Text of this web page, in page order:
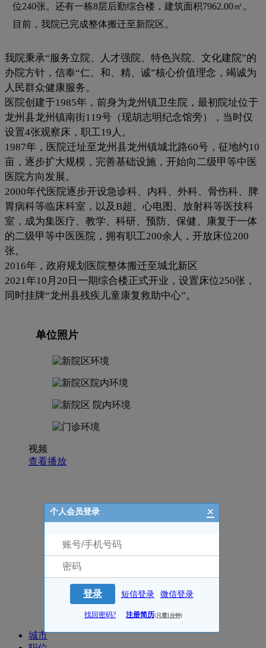
位240张。还有一栋8层后勤综合楼，建筑面积7962.00㎡。
目前，我院已完成整体搬迁至新院区。
我院秉承“服务立院、人才强院、特色兴院、文化建院”的
办院方针，信奉“仁、和、精、诚”核心价值理念，竭诚为
人民群众健康服务。
医院创建于1985年，前身为龙州镇卫生院，最初院址位于
龙州县龙州镇南街119号（现胡志明纪念馆旁），当时仅
设置4张观察床，职工19人。
1987年，医院迁址至龙州县龙州镇城北路60号，征地约10
亩，逐步扩大规模，完善基础设施，开始向二级甲等中医
医院方向发展。
2000年代医院逐步开设急诊科、内科、外科、骨伤科、脾
胃病科等临床科室，以及B超、心电图、放射科等医技科
室，成为集医疗、教学、科研、预防、保健、康复于一体
的二级甲等中医医院，拥有职工200余人，开放床位200
张。
2016年，政府规划医院整体搬迁至城北新区
2021年10月20日一期综合楼正式开业，设置床位250张，
同时挂牌“龙州县残疾儿童康复救助中心”。
单位照片
视频
查看播放
城市
个人会员登录 ×
登录 短信登录 微信登录
找回密码? 注册简历(只需1分钟)